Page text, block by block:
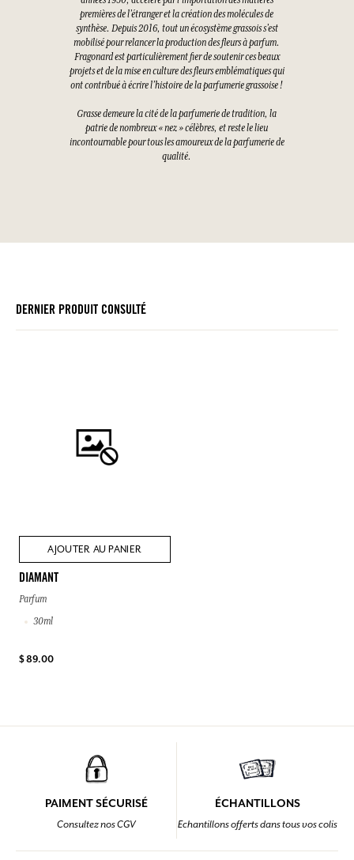
premières de l’étranger et la création des molécules de
synthèse. Depuis 2016, tout un écosystème grassois s’est
mobilisé pour relancer la production des fleurs à parfum.
Fragonard est particulièrement fier de soutenir ces beaux
projets et de la mise en culture des fleurs emblématiques qui
ont contribué à écrire l’histoire de la parfumerie grassoise !
Grasse demeure la cité de la parfumerie de tradition, la
patrie de nombreux « nez » célèbres, et reste le lieu
incontournable pour tous les amoureux de la parfumerie de
qualité.
DERNIER PRODUIT CONSULTÉ
AJOUTER AU PANIER
DIAMANT
Parfum
30ml
$ 89.00
PAIMENT SÉCURISÉ
Consultez nos CGV
ÉCHANTILLONS
Echantillons offerts dans tous vos colis